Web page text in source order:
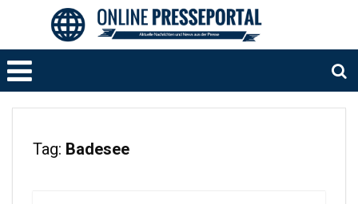
Tag: Badesee